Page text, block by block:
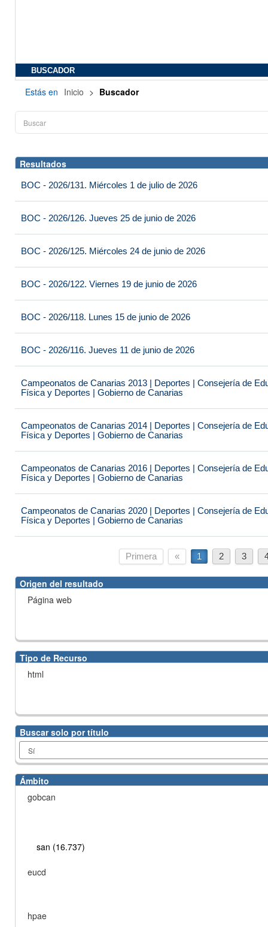
BUSCADOR
Estás en Inicio > Buscador
Resultados
BOC - 2026/131. Miércoles 1 de julio de 2026
BOC - 2026/126. Jueves 25 de junio de 2026
BOC - 2026/125. Miércoles 24 de junio de 2026
BOC - 2026/122. Viernes 19 de junio de 2026
BOC - 2026/118. Lunes 15 de junio de 2026
BOC - 2026/116. Jueves 11 de junio de 2026
Campeonatos de Canarias 2013 | Deportes | Consejería de
Física y Deportes | Gobierno de Canarias
Campeonatos de Canarias 2014 | Deportes | Consejería de
Física y Deportes | Gobierno de Canarias
Campeonatos de Canarias 2016 | Deportes | Consejería de
Física y Deportes | Gobierno de Canarias
Campeonatos de Canarias 2020 | Deportes | Consejería de
Física y Deportes | Gobierno de Canarias
Primera « 1 2 3
Origen del resultado
Página web
Tipo de Recurso
html
Buscar solo por título
Ámbito
gobcan
san (16.737)
eucd
hpae